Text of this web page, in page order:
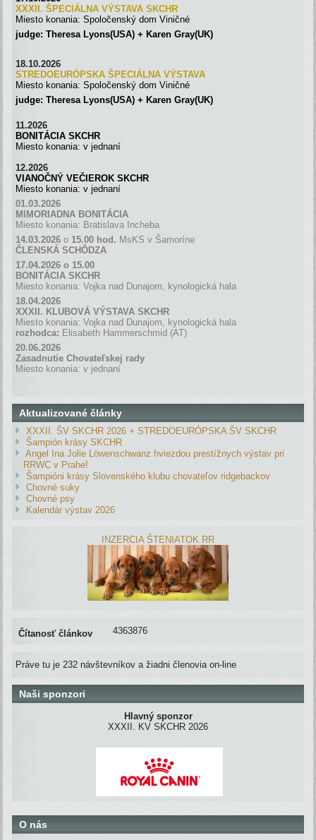
XXXII. ŠPECIÁLNA VÝSTAVA SKCH R
Miesto konania: Spoločenský dom Viničné
judge: Theresa Lyons(USA) + Karen Gray(UK)
18.10.2026
STREDOEURÓPSKA ŠPECIÁLNA VÝSTAVA
Miesto konania: Spoločenský dom Viničné
judge: Theresa Lyons(USA) + Karen Gray(UK)
11.2026
BONITÁCIA SKCHR
Miesto konania: v jednaní
12.2026
VIANOČNÝ VEČIEROK SKCHR
Miesto konania: v jednaní
01.03.2026
MIMORIADNA BONITÁCIA
Miesto konania: Bratislava Incheba
14.03.2026 o 15.00 hod. MsKS v Šamoríne
ČLENSKÁ SCHÔDZA
17.04.2026 o 15.00
BONITÁCIA SKCHR
Miesto konania: Vojka nad Dunajom, kynologická hala
18.04.2026
XXXII. KLUBOVÁ VÝSTAVA SKCHR
Miesto konania: Vojka nad Dunajom, kynologická hala
rozhodca: Elisabeth Hammerschmid (AT)
20.06.2026
Zasadnutie Chovateľskej rady
Miesto konania: v jednaní
Aktualizované články
XXXII. ŠV SKCHR 2026 + STREDOEURÓPSKA ŠV SKCHR
Šampión krásy SKCHR
Angel Ina Jolie Löwenschwanz hviezdou prestížnych výstav pri
RRWC v Prahe!
Šampióni krásy Slovenského klubu chovateľov ridgebackov
Chovné suky
Chovné psy
Kalendár výstav 2026
INZERCIA ŠTENIATOK RR
Čítanosť článkov 4363876
Práve tu je 232 návštevníkov a žiadni členovia on-line
Naši sponzori
Hlavný sponzor
XXXII. KV SKCHR 2026
O nás